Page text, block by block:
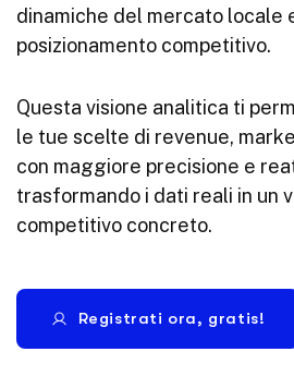
dinamiche del mercato locale
posizionamento competitivo.
Questa visione analitica ti
le tue scelte di revenue,
con maggiore precisione e
trasformando i dati reali in un
competitivo concreto.
Registrati ora, gratis!